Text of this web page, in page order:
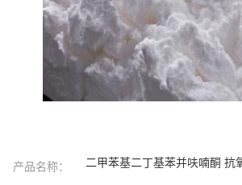
产品名称： 二甲苯基二丁基苯并呋喃酮 抗